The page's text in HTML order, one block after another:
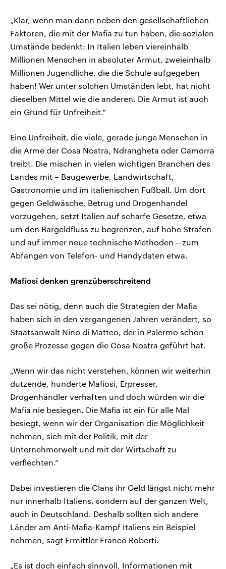
„Klar, wenn man dann neben den gesellschaftlichen
Faktoren, die mit der Mafia zu tun haben, die sozialen
Umstände bedenkt: In Italien leben viereinhalb
Millionen Menschen in absoluter Armut, zweieinhalb
Millionen Jugendliche, die die Schule aufgegeben
haben! Wer unter solchen Umständen lebt, hat nicht
dieselben Mittel wie die anderen. Die Armut ist auch
ein Grund für Unfreiheit.“
Eine Unfreiheit, die viele, gerade junge Menschen in
die Arme der Cosa Nostra, Ndrangheta oder Camorra
treibt. Die mischen in vielen wichtigen Branchen des
Landes mit – Baugewerbe, Landwirtschaft,
Gastronomie und im italienischen Fußball. Um dort
gegen Geldwäsche, Betrug und Drogenhandel
vorzugehen, setzt Italien auf scharfe Gesetze, etwa
um den Bargeldfluss zu begrenzen, auf hohe Strafen
und auf immer neue technische Methoden – zum
Abfangen von Telefon- und Handydaten etwa.
Mafiosi denken grenzüberschreitend
Das sei nötig, denn auch die Strategien der Mafia
haben sich in den vergangenen Jahren verändert, so
Staatsanwalt Nino di Matteo, der in Palermo schon
große Prozesse gegen die Cosa Nostra geführt hat.
„Wenn wir das nicht verstehen, können wir weiterhin
dutzende, hunderte Mafiosi, Erpresser,
Drogenhändler verhaften und doch würden wir die
Mafia nie besiegen. Die Mafia ist ein für alle Mal
besiegt, wenn wir der Organisation die Möglichkeit
nehmen, sich mit der Politik, mit der
Unternehmerwelt und mit der Wirtschaft zu
verflechten.“
Dabei investieren die Clans ihr Geld längst nicht mehr
nur innerhalb Italiens, sondern auf der ganzen Welt,
auch in Deutschland. Deshalb sollten sich andere
Länder am Anti-Mafia-Kampf Italiens ein Beispiel
nehmen, sagt Ermittler Franco Roberti.
„Es ist doch einfach sinnvoll, Informationen mit